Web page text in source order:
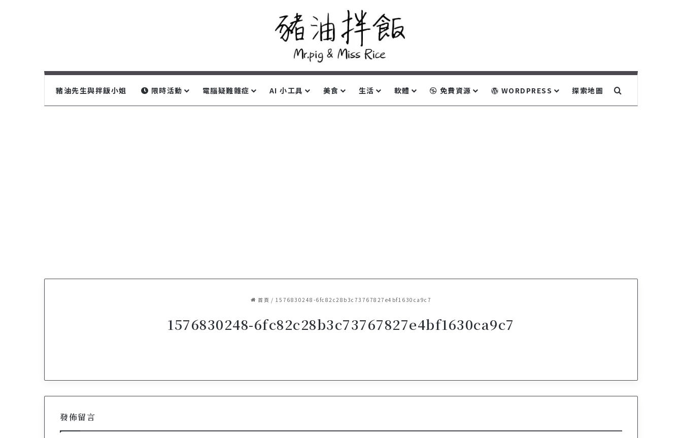
豬油先生與拌飯小姐 限時活動 電腦疑難雜症 AI 小工具 美食 生活 軟體 免費資源 WORDPRESS 探索地圖
首頁 / 1576830248-6fc82c28b3c73767827e4bf1630ca9c7
1576830248-6fc82c28b3c73767827e4bf1630ca9c7
發佈留言